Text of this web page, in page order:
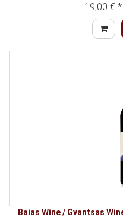
19,00 € *
Baias Wine / Gvantsas